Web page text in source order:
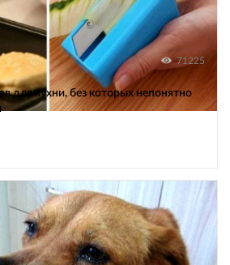
71225
для кухни, без которых непонятно